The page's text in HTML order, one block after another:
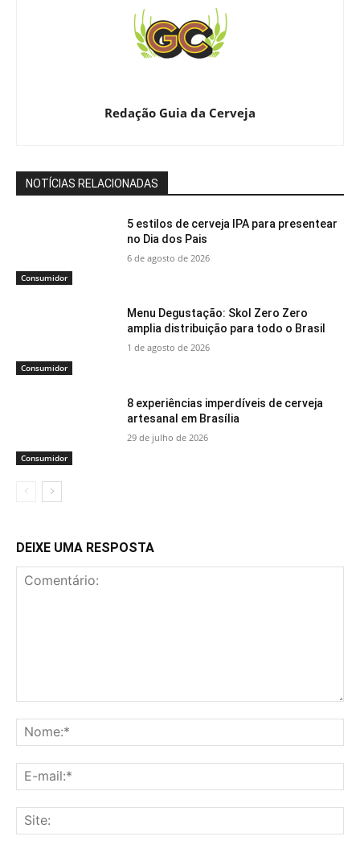
Redação Guia da Cerveja
NOTÍCIAS RELACIONADAS
Consumidor
5 estilos de cerveja IPA para presentear
no Dia dos Pais
6 de agosto de 2026
Consumidor
Menu Degustação: Skol Zero Zero
amplia distribuição para todo o Brasil
1 de agosto de 2026
Consumidor
8 experiências imperdíveis de cerveja
artesanal em Brasília
29 de julho de 2026
DEIXE UMA RESPOSTA